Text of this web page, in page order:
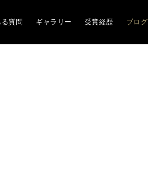
質問 ギャラリー 受賞経歴 ブログ